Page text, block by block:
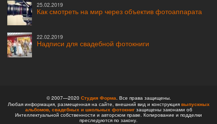
25.02.2019
Как смотреть на мир через объектив фотоаппарата
22.02.2019
Надписи для свадебной фотокниги
© 2007—2020 Студия Форма . Все права защищены.
Любая информация, размещенная на сайте, внешний вид и конструкция выпускных
альбомов, свадебных и школьных фотокнигзащищены законами об
Интеллектуальной собственности и авторском праве. Копирование и подделки
преследуются по закону.